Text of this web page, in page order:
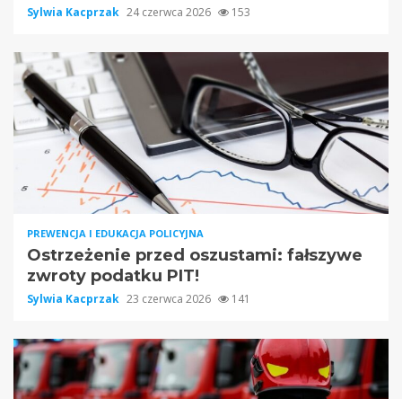
Sylwia Kacprzak 24 czerwca 2026 153
PREWENCJA I EDUKACJA POLICYJNA
Ostrzeżenie przed oszustami: fałszywe
zwroty podatku PIT!
Sylwia Kacprzak 23 czerwca 2026 141